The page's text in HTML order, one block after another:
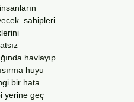
sahipleri
havlayıp
huyu
bir hata
yerine geç